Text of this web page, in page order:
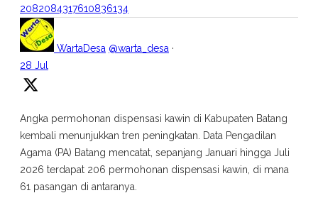
2082084317610836134
WartaDesa @warta_desa ·
28 Jul
Angka permohonan dispensasi kawin di Kabupaten Batang
kembali menunjukkan tren peningkatan. Data Pengadilan
Agama (PA) Batang mencatat, sepanjang Januari hingga Juli
2026 terdapat 206 permohonan dispensasi kawin, di mana
61 pasangan di antaranya.